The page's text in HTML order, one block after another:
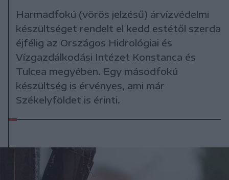
Harmadfokú (vörös jelzésű) árvízvédelmi
készültséget rendelt el kedd estétől szerda
éjfélig az Országos Hidrológiai és
Vízgazdálkodási Intézet Konstanca és
Tulcea megyében. Egy másodfokú
készültség is érvényes, ami már
Székelyföldet is érinti.